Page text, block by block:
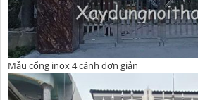
Mẫu cổng inox 4 cánh đơn giản